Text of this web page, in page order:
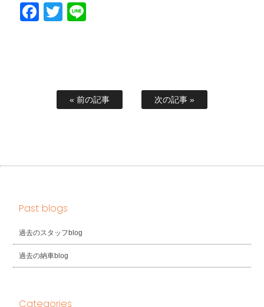
Facebook
Twitter
« 前の記事 次の記事 »
Past blogs
過去のスタッフblog
過去の納車blog
Categories